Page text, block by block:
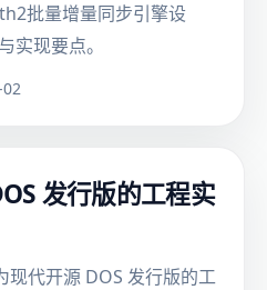
批量增量同步引擎设
实现要点。
发行版的工程实
现代开源 DOS 发行版的工